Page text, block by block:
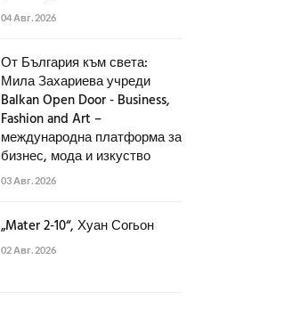
04 Авг. 2026
От България към света:
Мила Захариева учреди
Balkan Open Door - Business,
Fashion and Art –
международна платформа за
бизнес, мода и изкуство
03 Авг. 2026
„Mater 2-10“, Хуан Согьон
02 Авг. 2026